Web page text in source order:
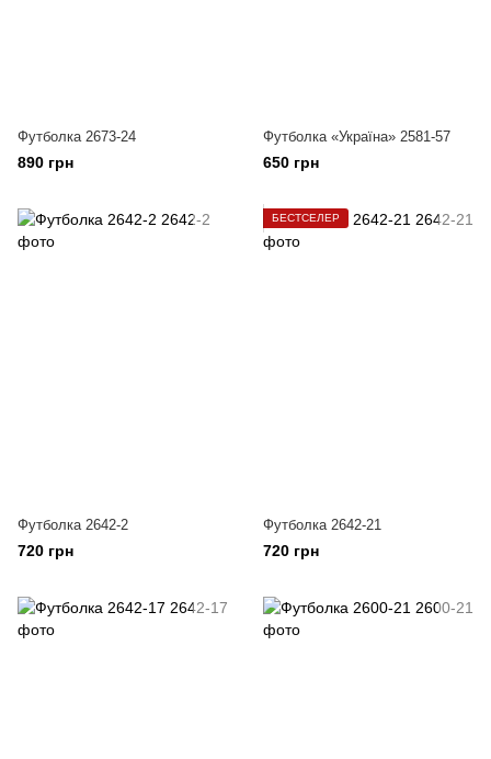
Футболка 2673-24
890 грн
Футболка «Україна» 2581-57
650 грн
Футболка 2642-2
720 грн
БЕСТСЕЛЕР
Футболка 2642-21
720 грн